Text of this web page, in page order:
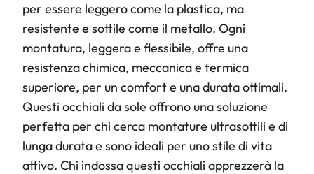
per essere leggero come la plastica, ma
resistente e sottile come il metallo. Ogni
montatura, leggera e flessibile, offre una
resistenza chimica, meccanica e termica
superiore, per un comfort e una durata ottimali.
Questi occhiali da sole offrono una soluzione
perfetta per chi cerca montature ultrasottili e di
lunga durata e sono ideali per uno stile di vita
attivo. Chi indossa questi occhiali apprezzerà la